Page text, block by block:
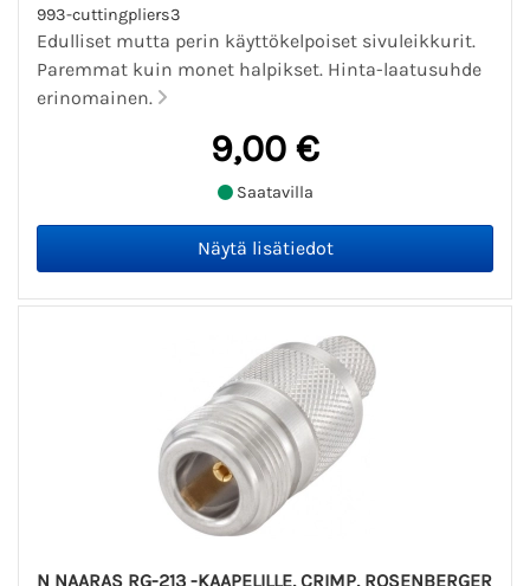
993-cuttingpliers3
Edulliset mutta perin käyttökelpoiset sivuleikkurit.
Paremmat kuin monet halpikset. Hinta-laatusuhde
erinomainen.
9,00 €
Saatavilla
N NAARAS RG-213 -KAAPELILLE, CRIMP, ROSENBERGER